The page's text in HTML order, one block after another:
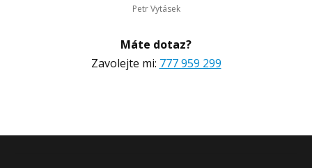
Petr Vytásek
Máte dotaz?
Zavolejte mi: 777 959 299